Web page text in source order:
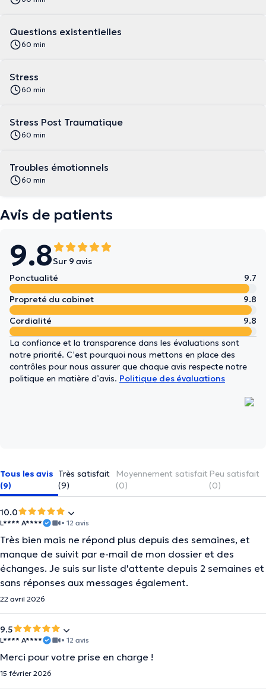
Questions existentielles
60 min
Stress
60 min
Stress Post Traumatique
60 min
Troubles émotionnels
60 min
Avis de patients
9.8Sur 9 avis
Ponctualité
9.7
Propreté du cabinet
9.8
Cordialité
9.8
La confiance et la transparence dans les évaluations sont
notre priorité. C’est pourquoi nous mettons en place des
contrôles pour nous assurer que chaque avis respecte notre
politique en matière d’avis. Politique des évaluations
Tous les avis
(9)
Très satisfait
(9)
Moyennement satisfait
(0)
Peu satisfait
(0)
10.0
L**** A**** • 12 avis
Très bien mais ne répond plus depuis des semaines, et
manque de suivit par e-mail de mon dossier et des
échanges. Je suis sur liste d'attente depuis 2 semaines et
sans réponses aux messages également.
22 avril 2026
9.5
L**** A**** • 12 avis
Merci pour votre prise en charge !
15 février 2026